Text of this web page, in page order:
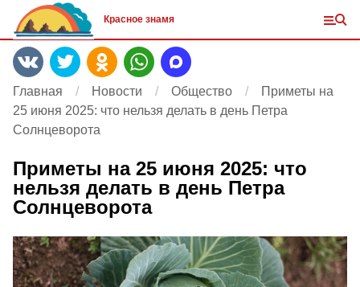
Красное знамя
Главная Новости Общество
Приметы на
25 июня 2025: что нельзя делать в день Петра
Солнцеворота
Приметы на 25 июня 2025: что
нельзя делать в день Петра
Солнцеворота